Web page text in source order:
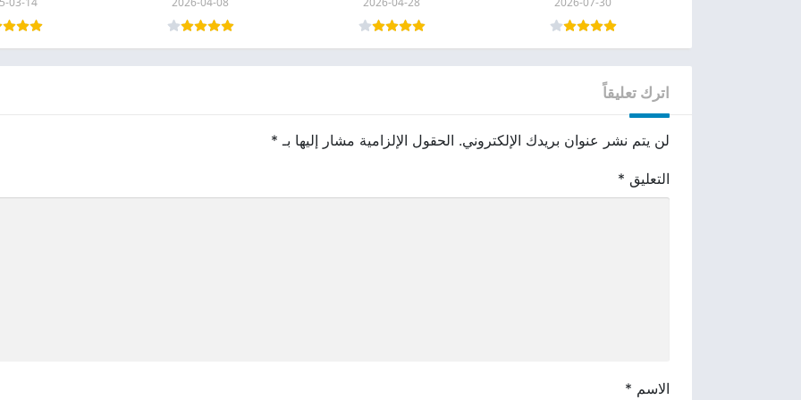
اترك تعليقاً
لن يتم نشر عنوان بريدك الإلكتروني. الحقول الإلزامية مشار إليها بـ *
التعليق *
الاسم *